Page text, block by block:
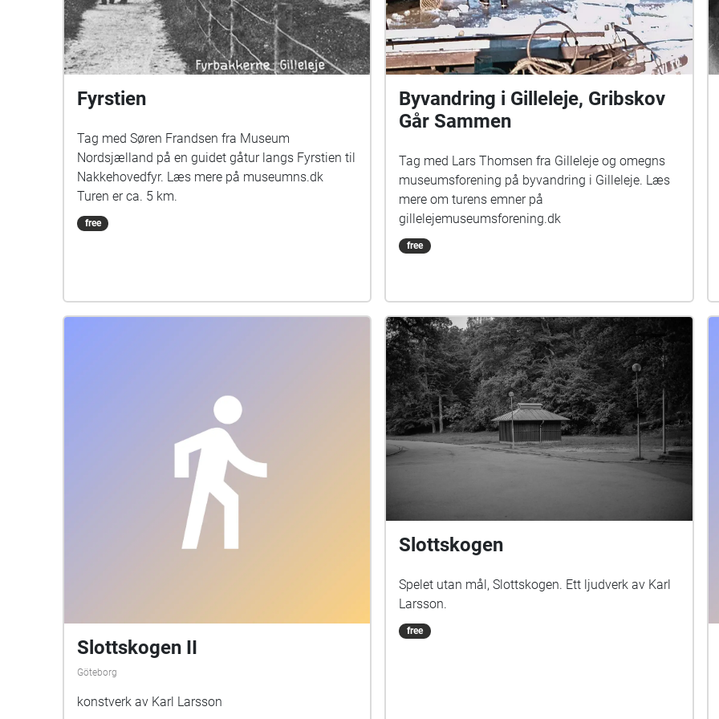
Fyrstien
Tag med Søren Frandsen fra Museum
Nordsjælland på en guidet gåtur langs Fyrstien til
Nakkehovedfyr. Læs mere på museumns.dk
Turen er ca. 5 km.
free
Byvandring i Gilleleje, Gribskov
Går Sammen
Tag med Lars Thomsen fra Gilleleje og omegns
museumsforening på byvandring i Gilleleje. Læs
mere om turens emner på
gillelejemuseumsforening.dk
free
Slottskogen II
Göteborg
konstverk av Karl Larsson
Slottskogen
Spelet utan mål, Slottskogen. Ett ljudverk av Karl
Larsson.
free